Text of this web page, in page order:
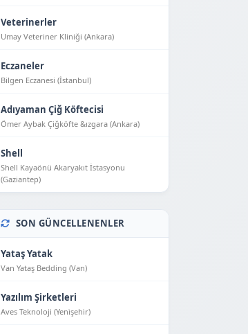
Veterinerler
Umay Veteriner Kliniği (Ankara)
Eczaneler
Bilgen Eczanesi (İstanbul)
Adıyaman Çiğ Köftecisi
Ömer Aybak Çiğköfte &ızgara (Ankara)
Shell
Shell Kayaönü Akaryakıt İstasyonu
(Gaziantep)
SON GÜNCELLENENLER
Yataş Yatak
Van Yataş Bedding (Van)
Yazılım Şirketleri
Aves Teknoloji (Yeni̇şehi̇r)